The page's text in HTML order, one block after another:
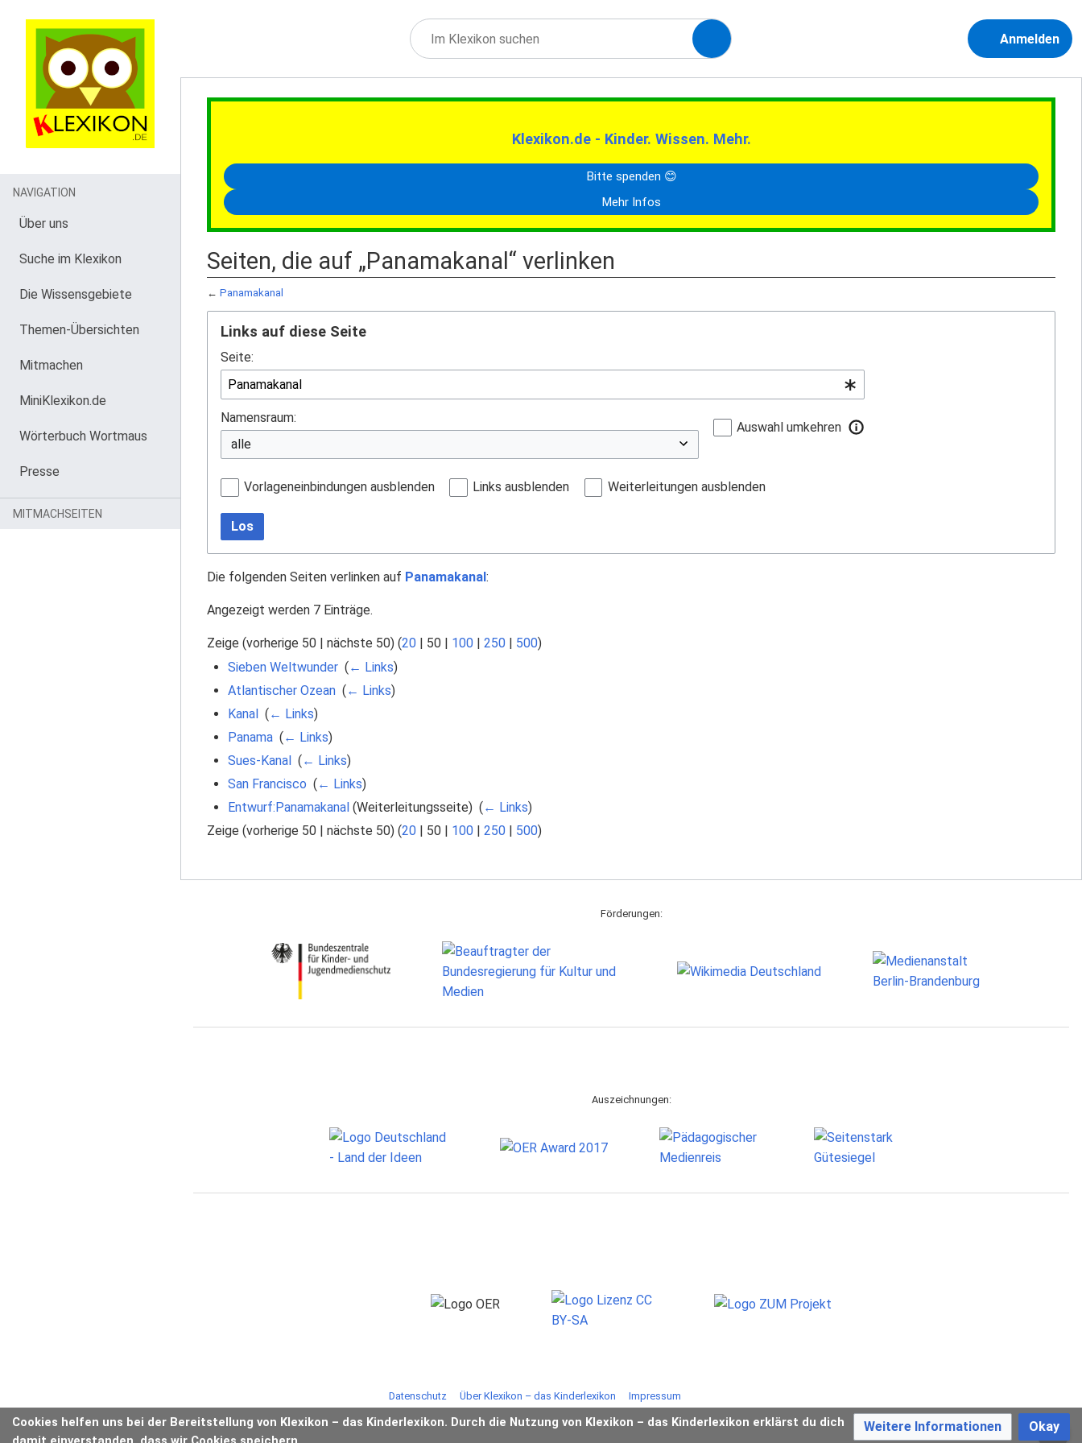
Anmelden
Klexikon.de - Kinder. Wissen. Mehr.
Bitte spenden 😊
Mehr Infos
Seiten, die auf „Panamakanal“ verlinken
← Panamakanal
Links auf diese Seite
Seite:
Namensraum:
Auswahl umkehren
Vorlageneinbindungen ausblenden Links ausblenden Weiterleitungen ausblenden
Los
Die folgenden Seiten verlinken auf Panamakanal:
Angezeigt werden 7 Einträge.
Zeige (vorherige 50 | nächste 50) (20 | 50 | 100 | 250 | 500)
Sieben Weltwunder‎ (← Links)
Atlantischer Ozean‎ (← Links)
Kanal‎ (← Links)
Panama‎ (← Links)
Sues-Kanal‎ (← Links)
San Francisco (← Links)
Entwurf:Panamakanal(Weiterleitungsseite) ‎ (← Links)
Zeige (vorherige 50 | nächste 50) (20 | 50 | 100 | 250 | 500)
Cookies helfen uns bei der Bereitstellung von Klexikon – das Kinderlexikon. Durch die Nutzung von Klexikon – das Kinderlexikon erklärst du dich
Weitere Informationen Okay
NAVIGATION
Über uns
Suche im Klexikon
Die Wissensgebiete
Themen-Übersichten
Mitmachen
MiniKlexikon.de
Wörterbuch Wortmaus
Presse
MITMACHSEITEN
Förderungen:
Auszeichnungen:
Datenschutz Über Klexikon – das Kinderlexikon Impressum